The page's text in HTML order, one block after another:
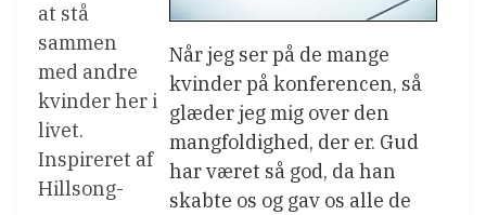
Når jeg ser på de mange
kvinder på konferencen, så
glæder jeg mig over den
mangfoldighed, der er. Gud
har været så god, da han
skabte os og gav os alle de
at stå
sammen
med andre
kvinder her i
livet.
Inspireret af
Hillsong-